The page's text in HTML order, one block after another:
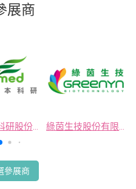
展商
元弘草本科研股份有限公司 綠茵生技股份有限公司
參展商